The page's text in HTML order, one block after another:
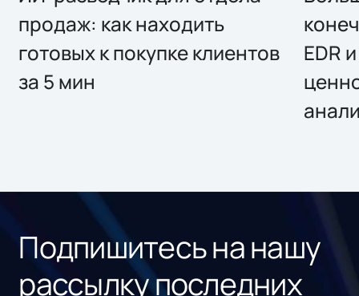
продаж: как находить
готовых к покупке клиентов
за 5 мин
EDR
Подпишитесь на нашу
рассылку последних